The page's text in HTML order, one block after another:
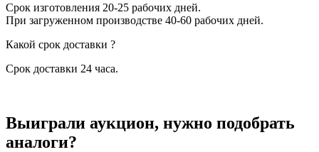
Срок изготовления 20-25 рабочих дней.
При загруженном производстве 40-60 рабочих дней.
Какой срок доставки ?
Срок доставки 24 часа.
Выиграли аукцион, нужно подобрать
аналоги?